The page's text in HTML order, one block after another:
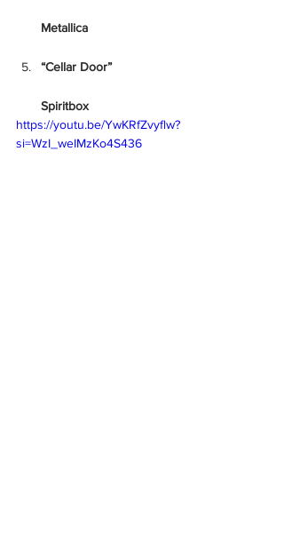
Metallica
“Cellar Door”
Spiritbox
https://youtu.be/YwKRfZvyflw?
si=WzI_weIMzKo4S436